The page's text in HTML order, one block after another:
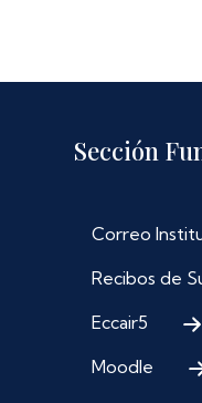
Sección
Correo
Recibos de
Eccair5
Moodle